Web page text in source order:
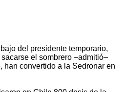
del presidente temporario,
el sombrero –admitió–
han convertido a la Sedronar en